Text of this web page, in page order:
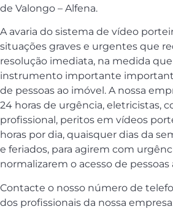
de Valongo – Alfena.
A avaria do sistema de vídeo
situações graves e urgentes que
resolução imediata, na medida
instrumento importante
de pessoas ao imóvel. A nossa
24 horas de urgência, eletricistas,
profissional, peritos em vídeos
horas por dia, quaisquer dias da
e feriados, para agirem com
normalizarem o acesso de pessoas
Contacte o nosso número de
dos profissionais da nossa